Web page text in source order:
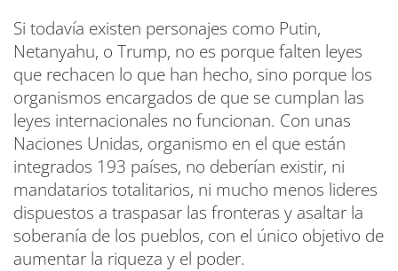
Si todavía existen personajes como Putin,
Netanyahu, o Trump, no es porque falten leyes
que rechacen lo que han hecho, sino porque los
organismos encargados de que se cumplan las
leyes internacionales no funcionan. Con unas
Naciones Unidas, organismo en el que están
integrados 193 países, no deberían existir, ni
mandatarios totalitarios, ni mucho menos lideres
dispuestos a traspasar las fronteras y asaltar la
soberanía de los pueblos, con el único objetivo de
aumentar la riqueza y el poder.